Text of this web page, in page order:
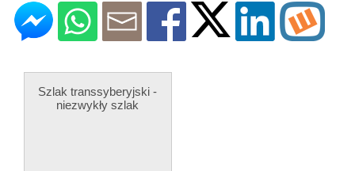
Szlak transsyberyjski -
niezwykły szlak